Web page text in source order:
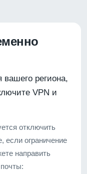
региона,
VPN и
отключить
если ограничение
направить